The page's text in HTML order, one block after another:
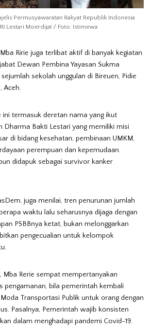
Permusyawaratan Rakyat Republik Indonesia
RI Lestari Moerdijat / Foto: Istimewa
Ririe juga terlibat aktif di banyak kegiatan
Dewan Pembina Yayasan Sukma
sekolah unggulan di Bireuen, Pidie
Aceh.
ini termasuk deretan nama yang ikut
Dharma Bakti Lestari yang memiliki misi
di bidang kesehatan, pembinaan UMKM,
perempuan dan kepemudaan.
didapuk sebagai survivor kanker
juga menilai, tren penurunan jumlah
waktu lalu seharusnya dijaga dengan
PSBBnya ketat, bukan melonggarkan
pengecualian untuk kelompok
Mba Rerie sempat mempertanyakan
pengamanan, bila pemerintah kembali
Transportasi Publik untuk orang dengan
Pasalnya, Pemerintah wajib konsisten
dalam menghadapi pandemi Covid-19.